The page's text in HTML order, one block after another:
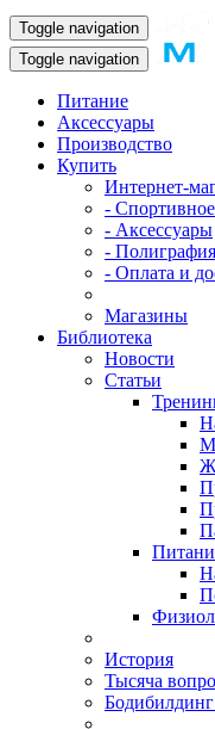
Toggle navigation
Toggle navigation
Питание
Аксессуары
Производство
Купить
Интернет-
-
- Аксессуары
- Полиграфия
- Оплата и
Магазины
Библиотека
Новости
Статьи
История
Тысяча